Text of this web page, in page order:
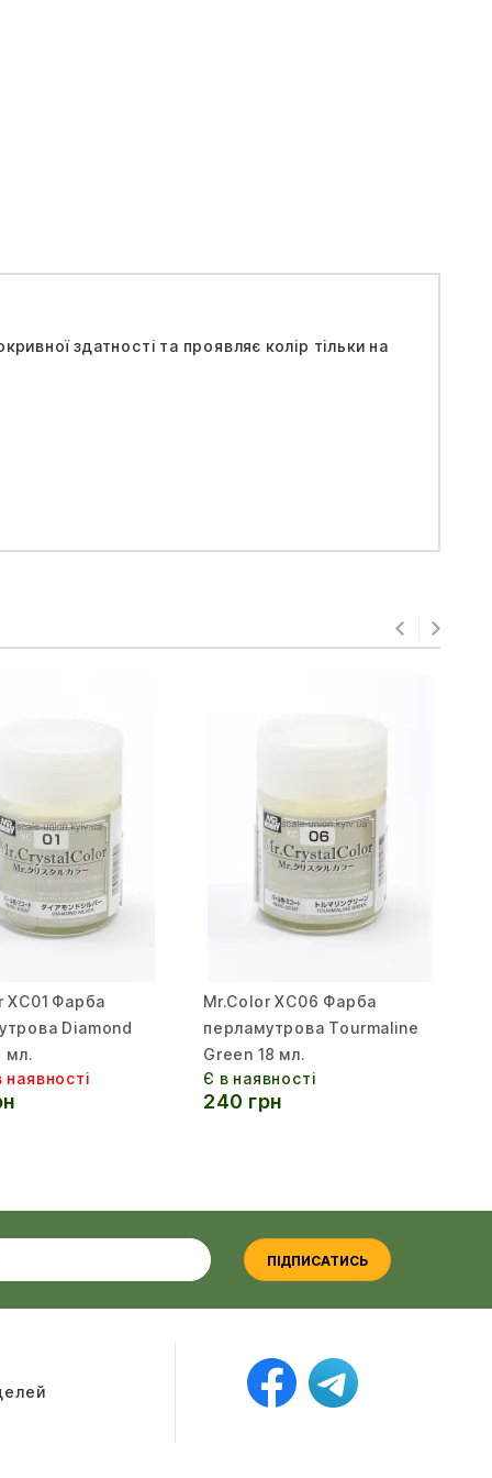
здатності та проявляє колір тільки на
XC01 Фарба
Diamond
мл.
Mr.Color XC06 Фарба
перламутрова Tourmaline
Green 18 мл.
Є в наявності
240 грн
ПІДПИСАТИСЬ